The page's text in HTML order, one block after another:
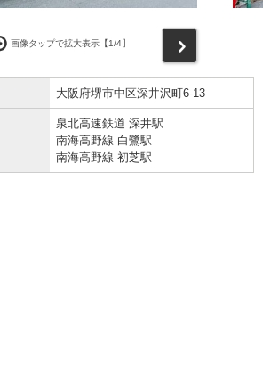
画像タップで拡大表示【1/4】
大阪府堺市中区深井沢町6-13
泉北高速鉄道 深井駅
南海高野線 白鷺駅
南海高野線 初芝駅